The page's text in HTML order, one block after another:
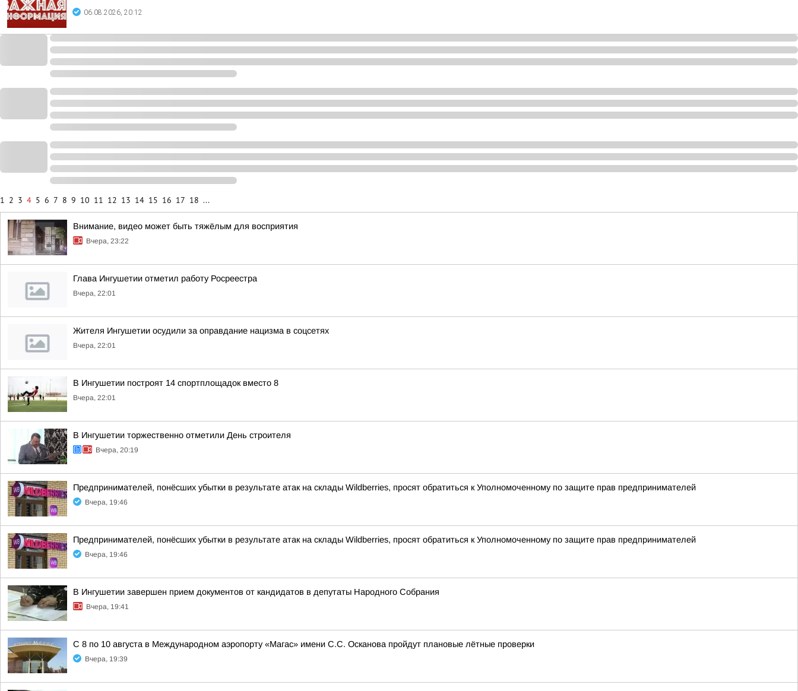
06.08.2026, 20:12
1 2 3 4 5 6 7 8 9 10 11 12 13 14 15 16 17 18 ...
Внимание, видео может быть тяжёлым для восприятия
Вчера, 23:22
Глава Ингушетии отметил работу Росреестра
Вчера, 22:01
Жителя Ингушетии осудили за оправдание нацизма в соцсетях
Вчера, 22:01
В Ингушетии построят 14 спортплощадок вместо 8
Вчера, 22:01
В Ингушетии торжественно отметили День строителя
Вчера, 20:19
Предпринимателей, понёсших убытки в результате атак на склады Wildberries, просят обратиться к Уполномоченному по защите прав предпринимателей
Вчера, 19:46
Предпринимателей, понёсших убытки в результате атак на склады Wildberries, просят обратиться к Уполномоченному по защите прав предпринимателей
Вчера, 19:46
В Ингушетии завершен прием документов от кандидатов в депутаты Народного Собрания
Вчера, 19:41
С 8 по 10 августа в Международном аэропорту «Магас» имени С.С. Осканова пройдут плановые лётные проверки
Вчера, 19:39